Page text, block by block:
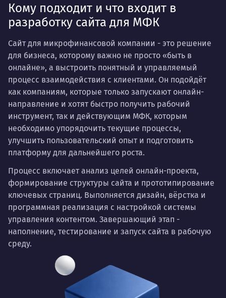
Кому подходит и что входит в
разработку сайта для МФК
Сайт для микрофинансовой компании - это решение
для бизнеса, которому важно не просто «быть в
онлайне», а выстроить понятный и управляемый
процесс взаимодействия с клиентами. Он подойдёт
как компаниям, которые только запускают онлайн-
направление и хотят быстро получить рабочий
инструмент, так и действующим МФК, которым
необходимо упорядочить текущие процессы,
улучшить пользовательский опыт и подготовить
платформу для дальнейшего роста.
Процесс включает анализ целей онлайн-проекта,
формирование структуры сайта и прототипирование
ключевых страниц. Выполняется дизайн, вёрстка и
программная реализация с настройкой системы
управления контентом. Завершающий этап -
наполнение, тестирование и запуск сайта в рабочую
среду.